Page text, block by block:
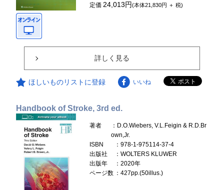
定価24,013円(本体21,830円 ＋ 税)
詳しく見る
ほしいものリストに登録 いいね
Handbook of Stroke, 3rd ed.
著者
：D.O.Wiebers, V.L.Feigin & R.D.Br
own,Jr.
ISBN
：978-1-975114-37-4
出版社
：WOLTERS KLUWER
出版年
：2020年
ページ数 ：427pp.(50illus.)